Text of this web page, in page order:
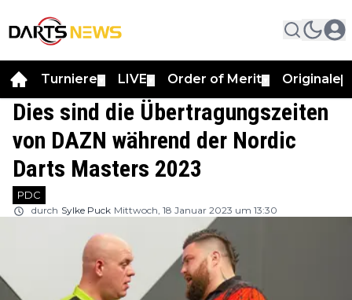
Turniere LIVE Order of Merit Originale
Dies sind die Übertragungszeiten
von DAZN während der Nordic
Darts Masters 2023
PDC
durch Sylke Puck Mittwoch, 18 Januar 2023 um 13:30